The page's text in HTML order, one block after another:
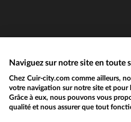
Vous
Would you like to be
Naviguez sur notre site en toute
Chez Cuir-city.com comme ailleurs,
votre navigation sur notre site et
Grâce à eux, nous pouvons vous
qualité et nous assurer que tout